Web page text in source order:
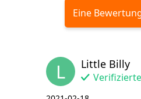
Eine
L Little Billy